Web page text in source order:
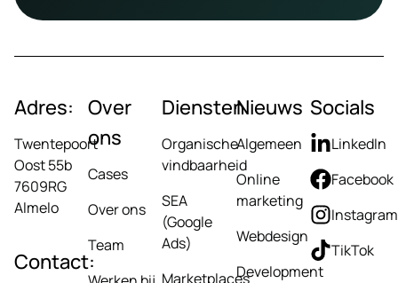
Adres:
Twentepoort
Oost 55b
7609RG
Almelo
Contact:
Over
ons
Cases
Over ons
Team
Diensten
Organische
vindbaarheid
SEA
(Google
Ads)
Marketplaces
Nieuws
Algemeen
Online
marketing
Webdesign
Development
Socials
LinkedIn
Facebook
Instagram
TikTok